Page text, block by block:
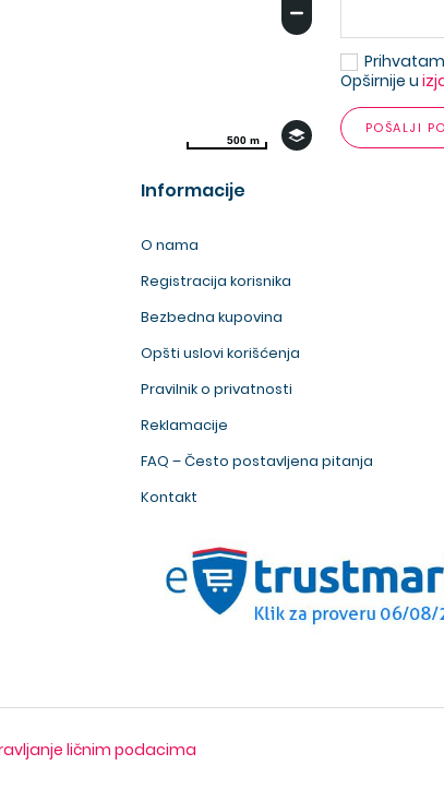
500 m
500 m
Opširnije u
POŠALJI
Informacije
O nama
Registracija korisnika
Bezbedna kupovina
Opšti uslovi korišćenja
Pravilnik o privatnosti
Reklamacije
FAQ – Često postavljena pitanja
Kontakt
ličnim podacima